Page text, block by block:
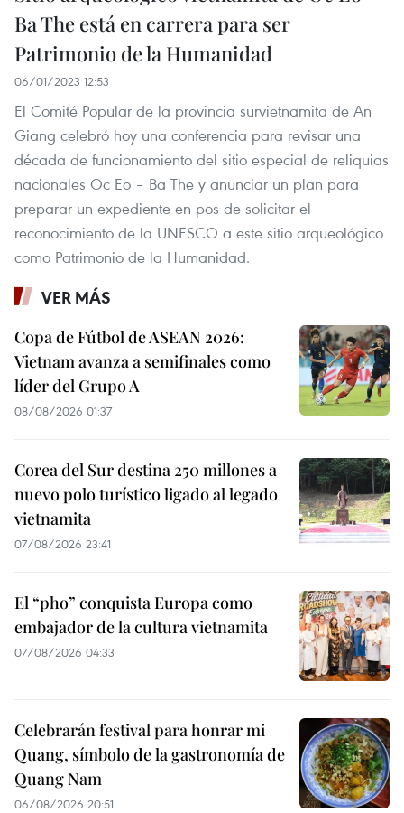
Ba The está en carrera para ser
Patrimonio de la Humanidad
06/01/2023 12:53
El Comité Popular de la provincia survietnamita de An
Giang celebró hoy una conferencia para revisar una
década de funcionamiento del sitio especial de reliquias
nacionales Oc Eo – Ba The y anunciar un plan para
preparar un expediente en pos de solicitar el
reconocimiento de la UNESCO a este sitio arqueológico
como Patrimonio de la Humanidad.
VER MÁS
Copa de Fútbol de ASEAN 2026:
Vietnam avanza a semifinales como
líder del Grupo A
08/08/2026 01:37
Corea del Sur destina 250 millones a
nuevo polo turístico ligado al legado
vietnamita
07/08/2026 23:41
El “pho” conquista Europa como
embajador de la cultura vietnamita
07/08/2026 04:33
Celebrarán festival para honrar mi
Quang, símbolo de la gastronomía de
Quang Nam
06/08/2026 20:51